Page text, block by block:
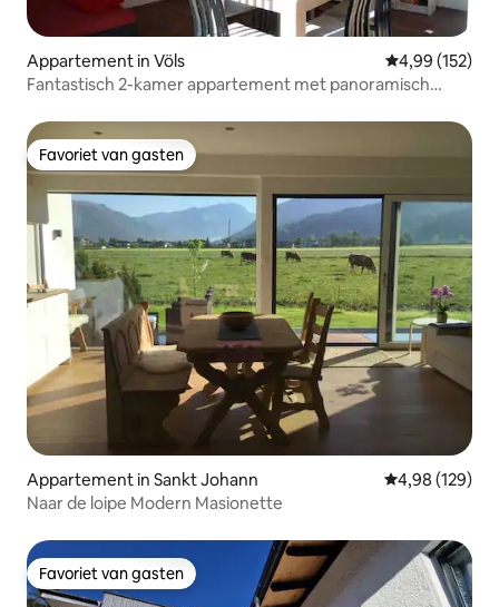
Appartement in Völs Gemiddelde
4,99 (152)
Fantastisch 2-kamer appartement met panoramisch
Favoriet van gasten
Favoriet van gasten
Appartement in Sankt Johann Gemiddelde
4,98 (129)
Naar de loipe Modern Masionette
Favoriet van gasten
Favoriet van gasten